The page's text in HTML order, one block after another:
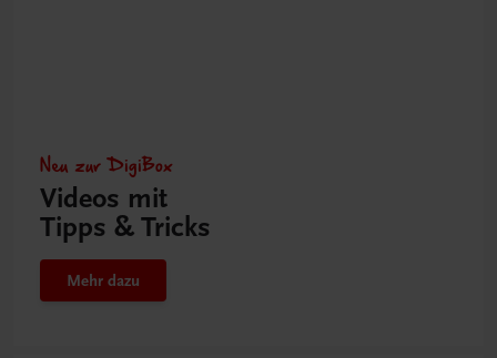
Neu zur DigiBox
Videos mit
Tipps & Tricks
Mehr dazu